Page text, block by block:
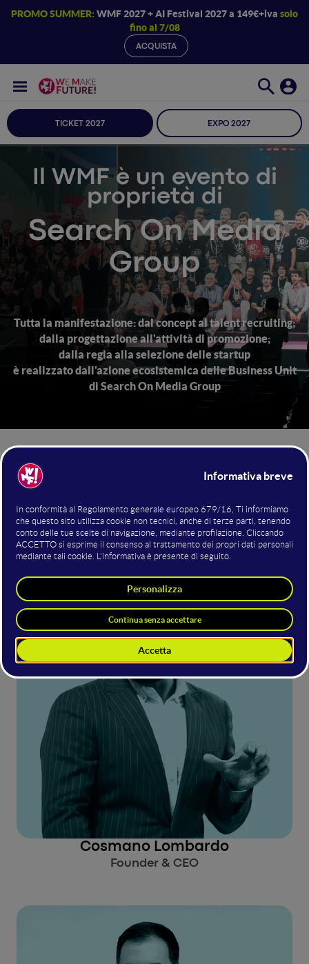
PROMO SUMMER: WMF 2027 + AI Festival 2027 a 149€+iva solo
fino al 7/08
ACQUISTA
TICKET 2027 EXPO 2027
Il WMF è un evento di
proprietà di
Search On Media
Group
Tutta la manifestazione: dal concept al talent recruiting;
dalla progettazione all'attività di promozione;
dalla regia alla selezione delle startup
è realizzato dall'azione ecosistemica delle Business Unit
di Search On Media Group
Il nostro team
Cosmano Lombardo
Founder & CEO